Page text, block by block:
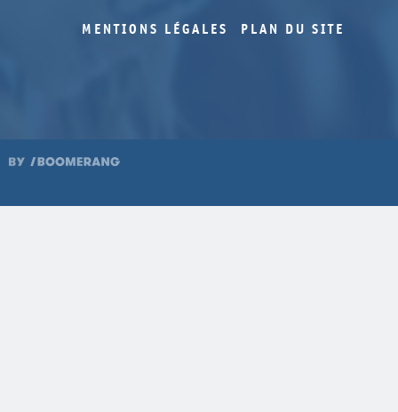
MENTIONS LÉGALES PLAN DU SITE